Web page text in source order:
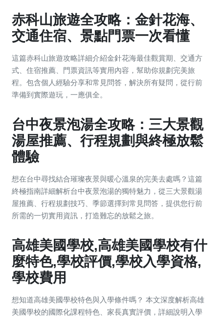
赤科山旅遊全攻略：金針花海、
交通住宿、景點門票一次看懂
這篇赤科山旅遊攻略詳細介紹金針花海最佳觀賞期、交通方
式、住宿推薦、門票資訊等實用內容，幫助你規劃完美旅
程。包含個人經驗分享和常見問答，解決所有疑問，從行前
準備到實際遊玩，一應俱全。
台中夜景泡湯全攻略：三大景觀
湯屋推薦、行程規劃與終極放鬆
體驗
想在台中尋找結合璀璨夜景與暖心溫泉的完美去處嗎？這篇
終極指南詳細解析台中夜景泡湯的獨特魅力，從三大景觀湯
屋推薦、行程規劃技巧、季節選擇到常見問答，提供您行前
所需的一切實用資訊，打造難忘的放鬆之旅。
高雄美國學校,高雄美國學校有什
麼特色,學校評價,學校入學資格,
學校費用
想知道高雄美國學校特色與入學條件嗎？ 本文深度解析高雄
美國學校的國際化課程特色、家長真實評價，詳細說明入學